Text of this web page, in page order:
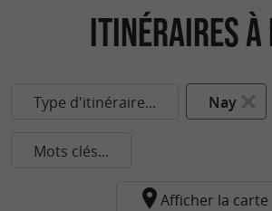
itinéraires à
Type d'itinéraire... Nay
Mots clés...
Afficher la carte